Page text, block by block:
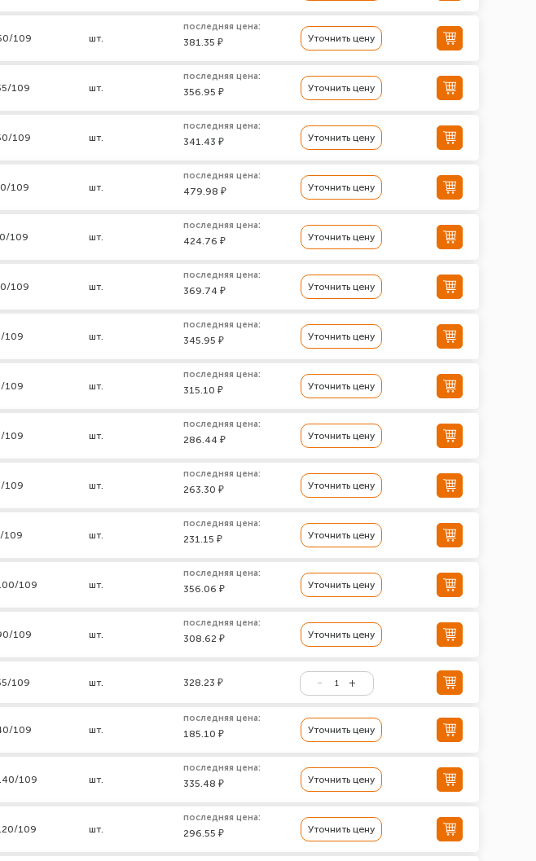
109 шт.
последняя цена:
381.35 ₽ Уточнить цену
109 шт.
последняя цена:
356.95 ₽ Уточнить цену
109 шт.
последняя цена:
341.43 ₽ Уточнить цену
109 шт.
последняя цена:
479.98 ₽ Уточнить цену
109 шт.
последняя цена:
424.76 ₽ Уточнить цену
109 шт.
последняя цена:
369.74 ₽ Уточнить цену
109 шт.
последняя цена:
345.95 ₽ Уточнить цену
109 шт.
последняя цена:
315.10 ₽ Уточнить цену
109 шт.
последняя цена:
286.44 ₽ Уточнить цену
109 шт.
последняя цена:
263.30 ₽ Уточнить цену
109 шт.
последняя цена:
231.15 ₽ Уточнить цену
109 шт.
последняя цена:
356.06 ₽ Уточнить цену
109 шт.
последняя цена:
308.62 ₽ Уточнить цену
109 шт. 328.23 ₽
109 шт.
последняя цена:
185.10 ₽ Уточнить цену
109 шт.
последняя цена:
335.48 ₽ Уточнить цену
109 шт.
последняя цена:
296.55 ₽ Уточнить цену